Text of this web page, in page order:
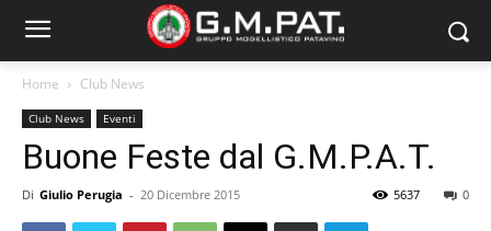
Home Club News
Club News Eventi
Buone Feste dal G.M.P.A.T.
Di Giulio Perugia - 20 Dicembre 2015 0
5637